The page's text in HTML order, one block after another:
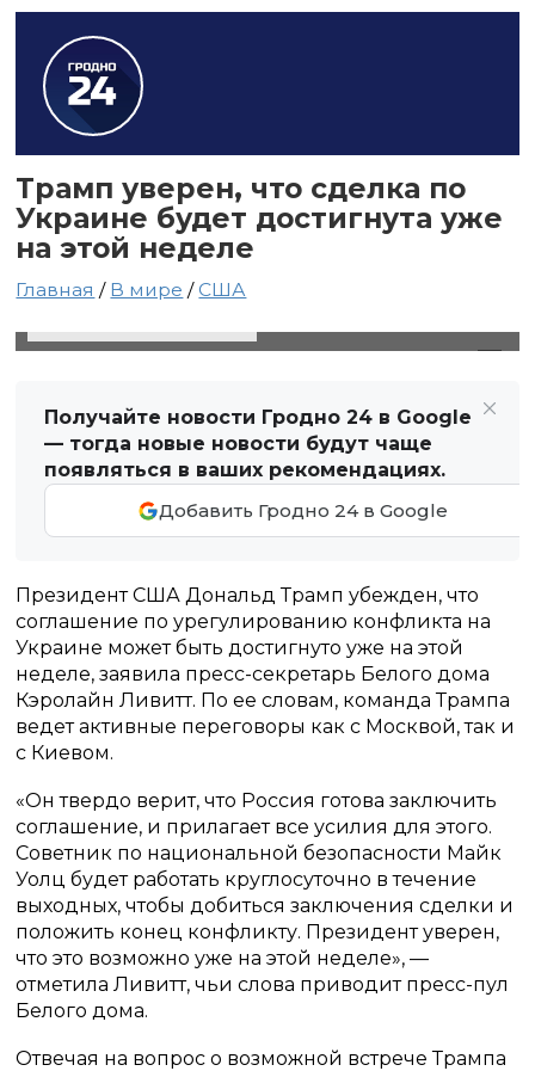
Трамп уверен, что сделка по
Украине будет достигнута уже
на этой неделе
Главная / В мире /США
Получайте новости Гродно 24 в Google
— тогда новые новости будут чаще
появляться в ваших рекомендациях.
Добавить Гродно 24 в Google
Президент США Дональд Трамп убежден, что
соглашение по урегулированию конфликта на
Украине может быть достигнуто уже на этой
неделе, заявила пресс-секретарь Белого дома
Кэролайн Ливитт. По ее словам, команда Трампа
ведет активные переговоры как с Москвой, так и
с Киевом.
«Он твердо верит, что Россия готова заключить
соглашение, и прилагает все усилия для этого.
Советник по национальной безопасности Майк
Уолц будет работать круглосуточно в течение
выходных, чтобы добиться заключения сделки и
положить конец конфликту. Президент уверен,
что это возможно уже на этой неделе», —
отметила Ливитт, чьи слова приводит пресс-пул
Белого дома.
Отвечая на вопрос о возможной встрече Трампа